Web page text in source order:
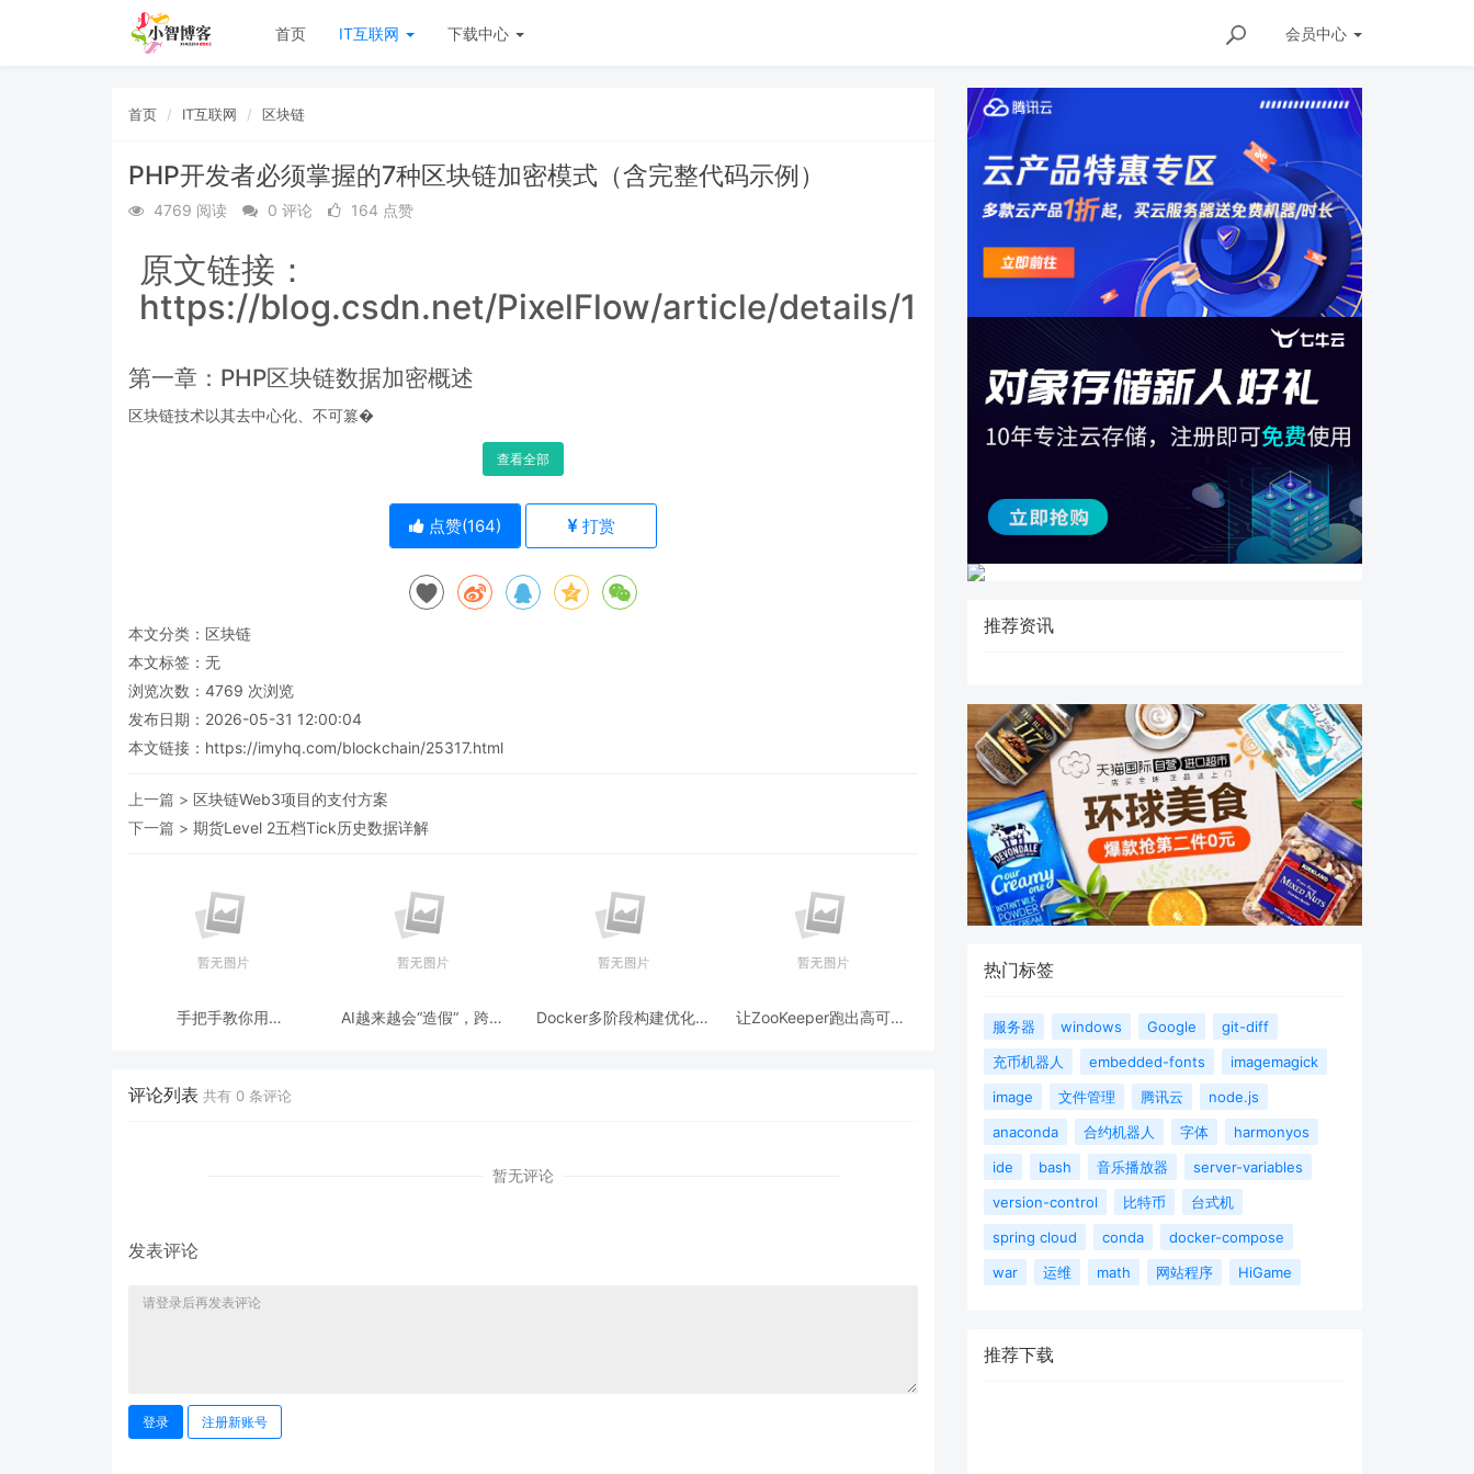
首页 IT互联网 下载中心 会员中心
首页 IT互联网 区块链
PHP开发者必须掌握的7种区块链加密模式（含完整代码示例）
4769 阅读 0 评论 164 点赞
原文链接：
https://blog.csdn.net/PixelFlow/article/details/156573770
第一章：PHP区块链数据加密概述
区块链技术以其去中心化、不可篡�
查看全部
点赞(164) 打赏
本文分类： 区块链
本文标签：无
浏览次数： 4769 次浏览
发布日期：2026-05-31 12:00:04
本文链接： https://imyhq.com/blockchain/25317.html
上一篇 > 区块链Web3项目的支付方案
下一篇 > 期货Level 2五档Tick历史数据详解
手把手教你用
AI越来越会“造假“，跨模
Docker多阶段构建优化：
让ZooKeeper跑出高可用:
评论列表 共有 0 条评论
暂无评论
发表评论
登录 注册新账号
推荐资讯
热门标签
服务器 windows Google
git-diff
充币机器人
embedded-fonts
imagemagick
image
文件管理 腾讯云
node.js
anaconda
合约机器人 字体
harmonyos
ide
bash 音乐播放器
server-variables
version-control
比特币
台式机
spring cloud
conda
docker-compose
war
运维 math 网站程序 HiGame
推荐下载